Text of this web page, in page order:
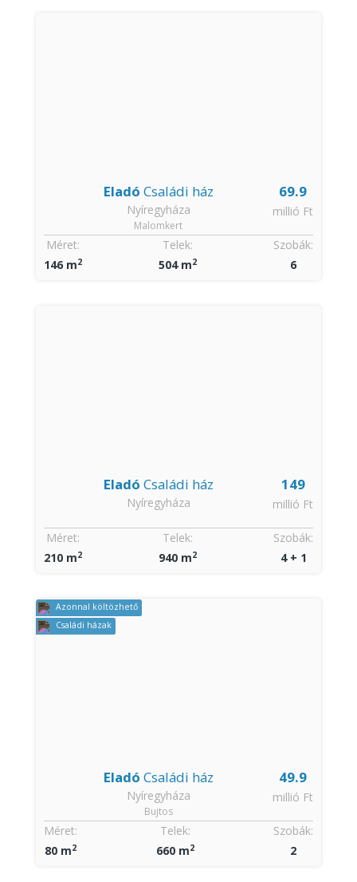
69.9
millió Ft
Eladó Családi ház
Nyíregyháza
Malomkert
Szobák:
6
Méret:
146 m2
Telek:
504 m2
149
millió Ft
Eladó Családi ház
Nyíregyháza
Szobák:
4 + 1
Méret:
210 m2
Telek:
940 m2
Azonnal költözhető
Családi házak
49.9
millió Ft
Eladó Családi ház
Nyíregyháza
Bujtos
Szobák:
2
Méret:
80 m2
Telek:
660 m2